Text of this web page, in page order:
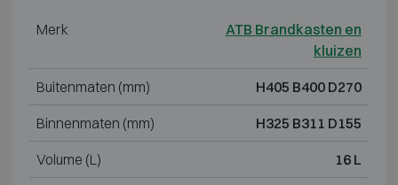
Merk
ATB Brandkasten en
kluizen
Buitenmaten (mm) H405 B400 D270
Binnenmaten (mm) H325 B311 D155
Volume (L) 16 L